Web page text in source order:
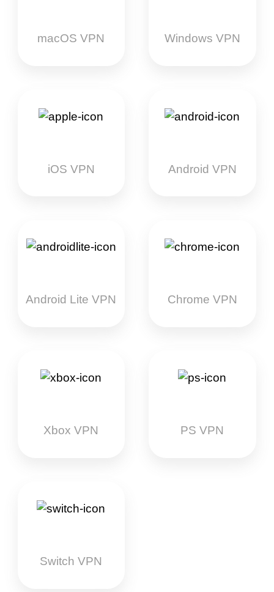
macOS VPN Windows VPN
iOS VPN Android VPN
Android Lite VPN Chrome VPN
Xbox VPN PS VPN
Switch VPN